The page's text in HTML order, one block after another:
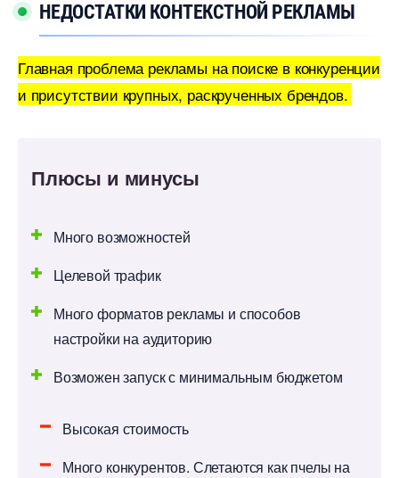
НЕДОСТАТКИ КОНТЕКСТНОЙ РЕКЛАМЫ
Главная проблема рекламы на поиске в конкуренции
и присутствии крупных, раскрученных брендов.
Плюсы и минусы
Много возможностей
Целевой трафик
Много форматов рекламы и способо
настройки на аудиторию
озможен запуск с минимальным бюджетом
ысокая стоимость
Много конкурентов. Слетаются как пчелы на